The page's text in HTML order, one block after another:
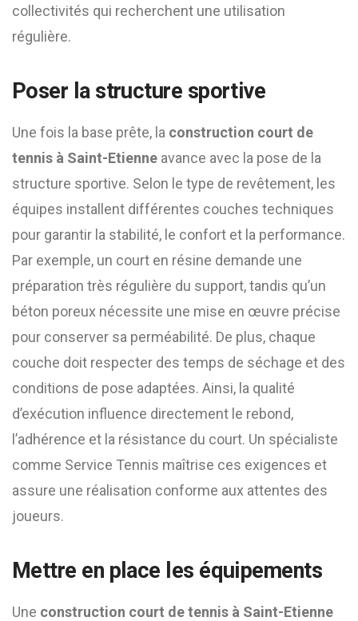
collectivités qui recherchent une utilisation
régulière.
Poser la structure sportive
Une fois la base prête, la construction court de
tennis à Saint-Etienne avance avec la pose de la
structure sportive. Selon le type de revêtement, les
équipes installent différentes couches techniques
pour garantir la stabilité, le confort et la performance.
Par exemple, un court en résine demande une
préparation très régulière du support, tandis qu’un
béton poreux nécessite une mise en œuvre précise
pour conserver sa perméabilité. De plus, chaque
couche doit respecter des temps de séchage et des
conditions de pose adaptées. Ainsi, la qualité
d’exécution influence directement le rebond,
l’adhérence et la résistance du court. Un spécialiste
comme Service Tennis maîtrise ces exigences et
assure une réalisation conforme aux attentes des
joueurs.
Mettre en place les équipements
Une construction court de tennis à Saint-Etienne